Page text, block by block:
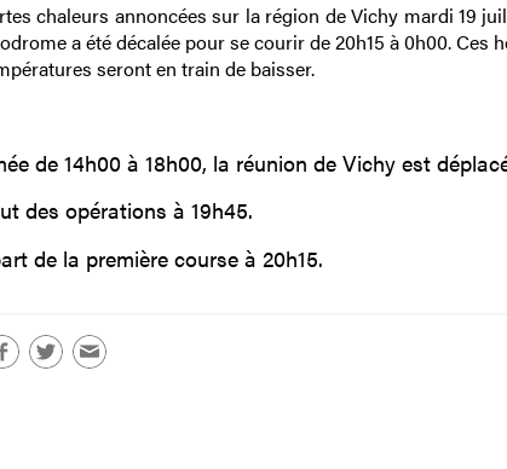
chaleurs annoncées sur la région de Vichy mardi 19
a été décalée pour se courir de 20h15 à 0h00. Ces
seront en train de baisser.
de 14h00 à 18h00, la réunion de Vichy est
des opérations à 19h45.
de la première course à 20h15.